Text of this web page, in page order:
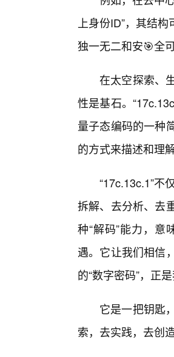
上身份ID”，其结
独一无二和安🎯全可
在太空探索、
性是基石。
量子态编码的一种
的方式来描述和理
“17c.13c.1”不
拆解、去分析、去
种“解码”能力，
遇。它让我们相信
的“数字密码”，正
它是一把钥匙
索，去实践，去创造